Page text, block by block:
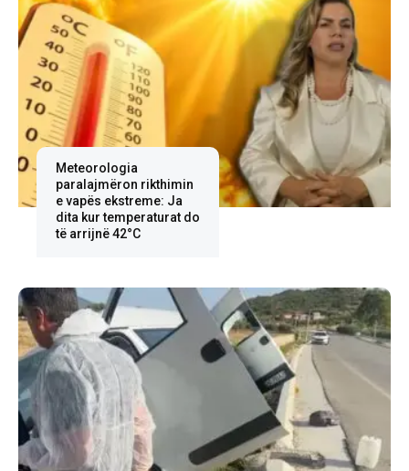
Meteorologia
paralajmëron rikthimin
e vapës ekstreme: Ja
dita kur temperaturat do
të arrijnë 42°C